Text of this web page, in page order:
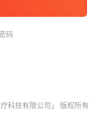
码
科技有限公司」 版权所有